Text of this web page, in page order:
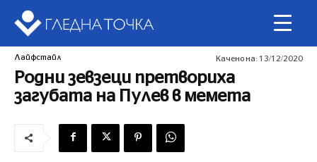
Лайфстайл Качено на: 13/12/2020
Родни зевзеци претвориха
загубата на Пулев в мемета